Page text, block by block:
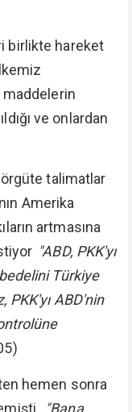
birlikte hareket
maddelerin
ve onlardan
örgüte talimatlar
Amerika
artmasına
"ABD, PKK'yı
Türkiye
PKK'yı ABD'nin
hemen sonra
"Bana